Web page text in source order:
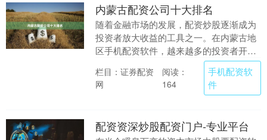
内蒙古配资公司十大排名
随着金融市场的发展，配资炒股逐渐成为
投资者放大收益的工具之一。在内蒙古地
区手机配资软件，越来越多的投资者开始
关注配资服务。然而，面对市场上众多的
配资公司，如何选....
栏目：证券配资
网
阅读：
164
手机配资软
件
配资资深炒股配资门户-专业平台